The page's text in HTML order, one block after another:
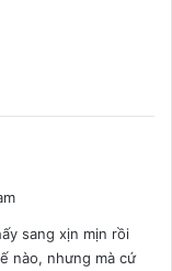
sang xịn mịn rồi
nào, nhưng mà cứ